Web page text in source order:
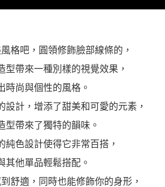
格吧，圓領修飾臉部線條的，
型帶來一種別樣的視覺效果，
時尚與個性的風格。
設計，增添了甜美和可愛的元素，
型帶來了獨特的韻味。
純色設計使得它非常百搭，
其他單品輕鬆搭配。
舒適，同時也能修飾你的身形，